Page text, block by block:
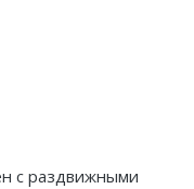
с раздвижными